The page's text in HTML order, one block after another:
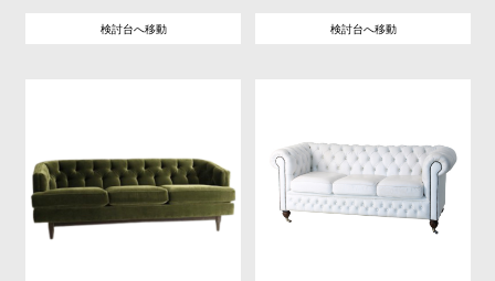
検討台へ移動 検討台へ移動